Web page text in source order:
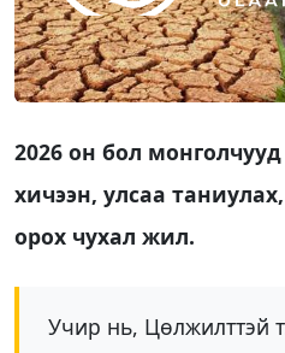
2026 он бол
хичээн, улсаа
орох чухал жил.
Учир нь, Цөлжилттэй